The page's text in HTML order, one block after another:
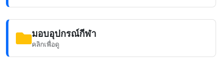
มอบอุปกรณ์กีฬา
คลิกเพื่อดู